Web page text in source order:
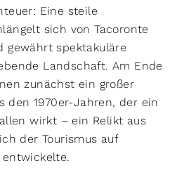
Eine steile
sich von Tacoronte
gewährt spektakuläre
Landschaft. Am Ende
zunächst ein großer
den 1970er-Jahren, der ein
wirkt – ein Relikt aus
der Tourismus auf